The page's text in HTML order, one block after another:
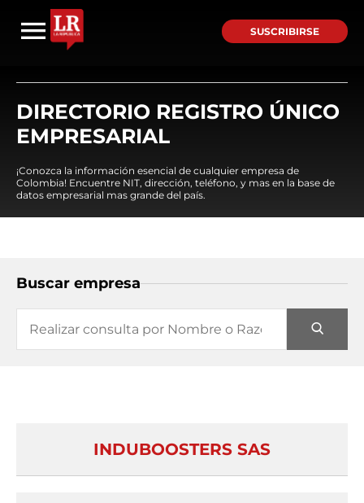
SUSCRIBIRSE
DIRECTORIO REGISTRO ÚNICO
EMPRESARIAL
¡Conozca la información esencial de cualquier empresa de
Colombia! Encuentre NIT, dirección, teléfono, y mas en la base de
datos empresarial mas grande del país.
Buscar empresa
INDUBOOSTERS SAS